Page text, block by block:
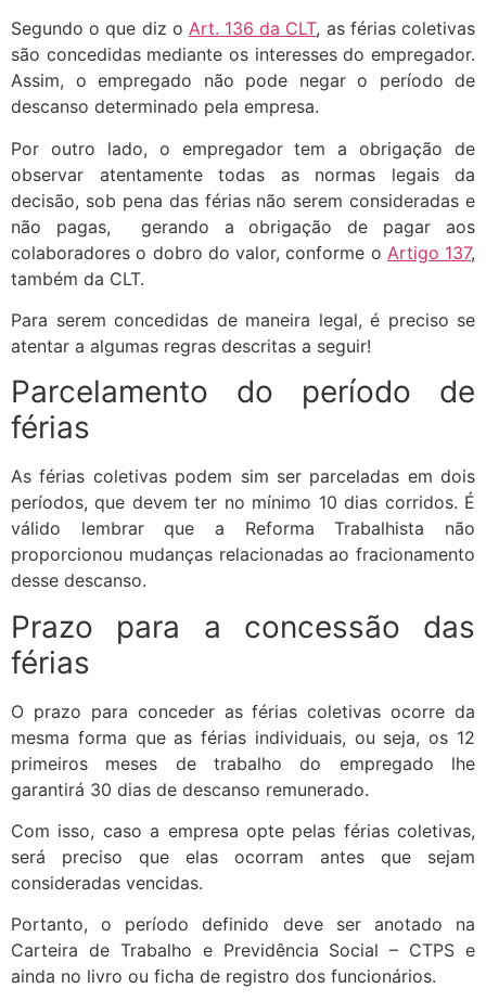
Segundo o que diz o Art. 136 da CLT, as férias coletivas
são concedidas mediante os interesses do empregador.
Assim, o empregado não pode negar o período de
descanso determinado pela empresa.
Por outro lado, o empregador tem a obrigação de
observar atentamente todas as normas legais da
decisão, sob pena das férias não serem consideradas e
não pagas, gerando a obrigação de pagar aos
colaboradores o dobro do valor, conforme o Artigo 137,
também da CLT.
Para serem concedidas de maneira legal, é preciso se
atentar a algumas regras descritas a seguir!
Parcelamento do período de
férias
As férias coletivas podem sim ser parceladas em dois
períodos, que devem ter no mínimo 10 dias corridos. É
válido lembrar que a Reforma Trabalhista não
proporcionou mudanças relacionadas ao fracionamento
desse descanso.
Prazo para a concessão das
férias
O prazo para conceder as férias coletivas ocorre da
mesma forma que as férias individuais, ou seja, os 12
primeiros meses de trabalho do empregado lhe
garantirá 30 dias de descanso remunerado.
Com isso, caso a empresa opte pelas férias coletivas,
será preciso que elas ocorram antes que sejam
consideradas vencidas.
Portanto, o período definido deve ser anotado na
Carteira de Trabalho e Previdência Social – CTPS e
ainda no livro ou ficha de registro dos funcionários.